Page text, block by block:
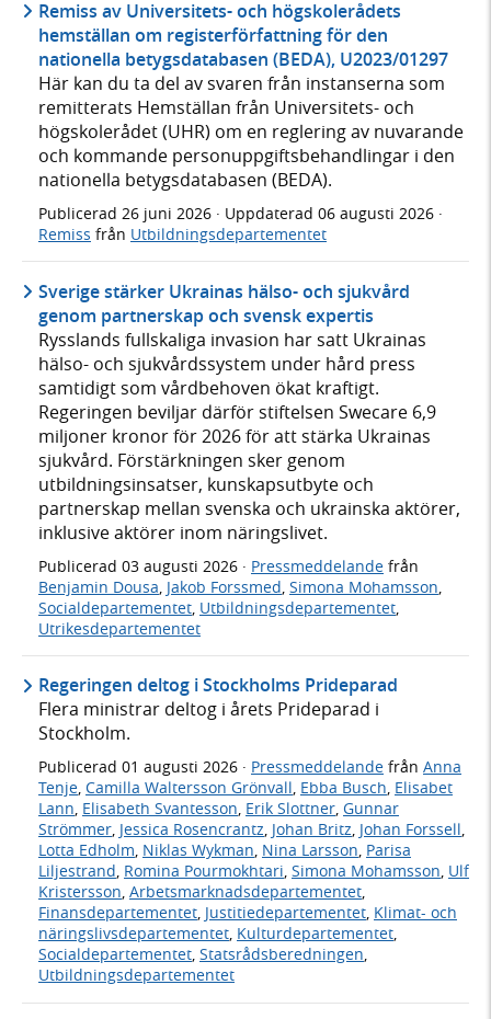
Remiss av Universitets- och högskolerådets
hemställan om registerförfattning för den
nationella betygsdatabasen (BEDA), U2023/01297
Här kan du ta del av svaren från instanserna som
remitterats Hemställan från Universitets- och
högskolerådet (UHR) om en reglering av nuvarande
och kommande personuppgiftsbehandlingar i den
nationella betygsdatabasen (BEDA).
Publicerad 26 juni 2026 · Uppdaterad 06 augusti 2026 ·
Remiss från Utbildningsdepartementet
Sverige stärker Ukrainas hälso- och sjukvård
genom partnerskap och svensk expertis
Rysslands fullskaliga invasion har satt Ukrainas
hälso- och sjukvårdssystem under hård press
samtidigt som vårdbehoven ökat kraftigt.
Regeringen beviljar därför stiftelsen Swecare 6,9
miljoner kronor för 2026 för att stärka Ukrainas
sjukvård. Förstärkningen sker genom
utbildningsinsatser, kunskapsutbyte och
partnerskap mellan svenska och ukrainska aktörer,
inklusive aktörer inom näringslivet.
Publicerad 03 augusti 2026 · Pressmeddelande från
Benjamin Dousa Jakob Forssmed Simona Mohamsson
Socialdepartementet Utbildningsdepartementet
Utrikesdepartementet
Regeringen deltog i Stockholms Prideparad
Flera ministrar deltog i årets Prideparad i
Stockholm.
Publicerad 01 augusti 2026 · Pressmeddelande från Anna
Tenje, Camilla Waltersson Grönvall, Ebba Busch, Elisabet
Lann, Elisabeth Svantesson, Erik Slottner, Gunnar
Strömmer, Jessica Rosencrantz, Johan Britz, Johan Forssell,
Lotta Edholm, Niklas Wykman, Nina Larsson, Parisa
Liljestrand, Romina Pourmokhtari, Simona Mohamsson, Ulf
Kristersson, Arbetsmarknadsdepartementet,
Finansdepartementet, Justitiedepartementet, Klimat- och
näringslivsdepartementet, Kulturdepartementet,
Socialdepartementet, Statsrådsberedningen,
Utbildningsdepartementet